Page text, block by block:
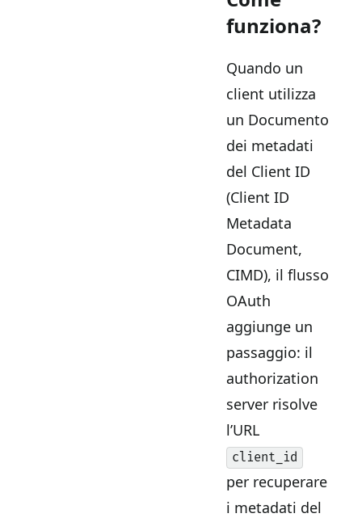
funziona?
Quando un
client utilizza
un Documento
dei metadati
del Client ID
(Client ID
Metadata
Document,
CIMD), il flusso
OAuth
aggiunge un
passaggio: il
authorization
server risolve
l’URL
client_id
per recuperare
i metadati del